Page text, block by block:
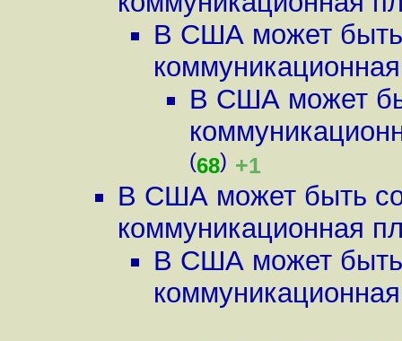
В США может быть
В США может
(68) +1
В США может быть
коммуникационная
В США может быть